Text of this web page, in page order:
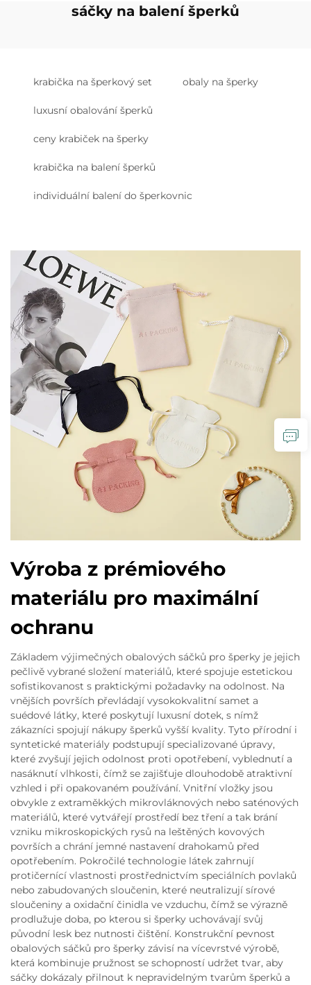
sáčky na balení šperků
krabička na šperkový set obaly na šperky
luxusní obalování šperků
ceny krabiček na šperky
krabička na balení šperků
individuální balení do šperkovnic
Výroba z prémiového
materiálu pro maximální
ochranu
Základem výjimečných obalových sáčků pro šperky je jejich
pečlivě vybrané složení materiálů, které spojuje estetickou
sofistikovanost s praktickými požadavky na odolnost. Na
vnějších površích převládají vysokokvalitní samet a
suédové látky, které poskytují luxusní dotek, s nímž
zákazníci spojují nákupy šperků vyšší kvality. Tyto přírodní i
syntetické materiály podstupují specializované úpravy,
které zvyšují jejich odolnost proti opotřebení, vyblednutí a
nasáknutí vlhkosti, čímž se zajišťuje dlouhodobě atraktivní
vzhled i při opakovaném používání. Vnitřní vložky jsou
obvykle z extraměkkých mikrovláknových nebo saténových
materiálů, které vytvářejí prostředí bez tření a tak brání
vzniku mikroskopických rysů na leštěných kovových
površích a chrání jemné nastavení drahokamů před
opotřebením. Pokročilé technologie látek zahrnují
protičernící vlastnosti prostřednictvím speciálních povlaků
nebo zabudovaných sloučenin, které neutralizují sírové
sloučeniny a oxidační činidla ve vzduchu, čímž se výrazně
prodlužuje doba, po kterou si šperky uchovávají svůj
původní lesk bez nutnosti čištění. Konstrukční pevnost
obalových sáčků pro šperky závisí na vícevrstvé výrobě,
která kombinuje pružnost se schopností udržet tvar, aby
sáčky dokázaly přilnout k nepravidelným tvarům šperků a